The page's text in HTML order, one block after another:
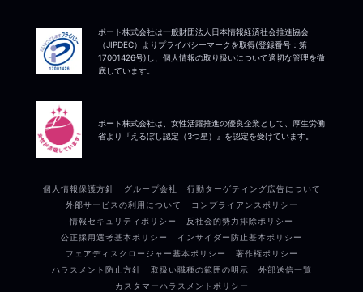
ポート株式会社は一般財団法人日本情報経済社会推進協会
（JIPDEC）よりプライバシーマークを取得(登録番号：第
17001426号)し、個人情報の取り扱いについて適切な管理を徹
底しています。
ポート株式会社は、女性活躍推進の優良企業として、厚生労働
省より『えるぼし認定（3つ星）』を認定を受けています。
個人情報保護方針 グループ会社
行動ターゲティング広告について
外部サービスの利用について
コンプライアンスポリシー
情報セキュリティポリシー
反社会的勢力排除ポリシー
公正採用選考基本ポリシー
インサイダー防止基本ポリシー
フェアディスクロージャー基本ポリシー
著作権ポリシー
ハラスメント防止方針
取扱い職種の範囲の明示
外部送信一覧
カスタマーハラスメントポリシー